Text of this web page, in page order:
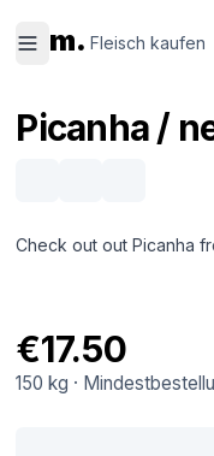
m. Fleisch kaufen
kaufen
Picanha /
Check out out Picanha
€17.50
150 kg ·